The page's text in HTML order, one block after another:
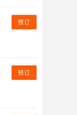
预订
预订